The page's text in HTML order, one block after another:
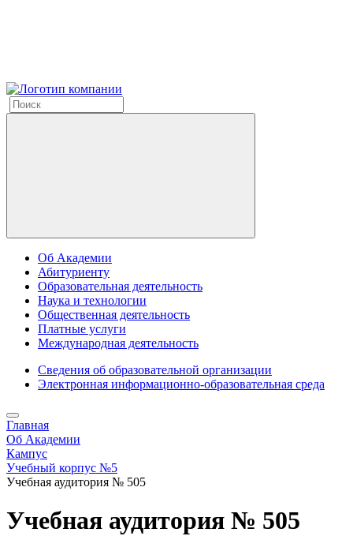
Об Академии
Абитуриенту
Образовательная деятельность
Наука и технологии
Общественная деятельность
Платные услуги
Международная деятельность
Сведения об образовательной организации
Электронная информационно-образовательная среда
Главная
Об Академии
Кампус
Учебный корпус №5
Учебная аудитория № 505
Учебная аудитория № 505